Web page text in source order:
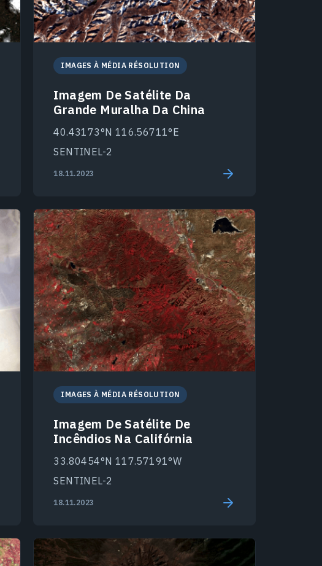
IMAGES À MÉDIA RÉSOLUTION
Imagem De Satélite Da
Grande Muralha Da China
40.43173°N 116.56711°E
SENTINEL-2
18.11.2023
IMAGES À MÉDIA RÉSOLUTION
Imagem De Satélite De
Incêndios Na Califórnia
33.80454°N 117.57191°W
SENTINEL-2
18.11.2023